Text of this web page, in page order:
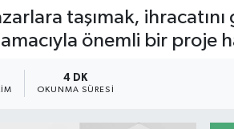
taşımak,
önemli bir proje
4 DK
OKUNMA SÜRESI